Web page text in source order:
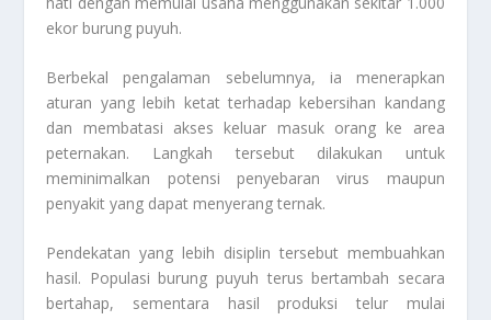
ekor burung puyuh.
Berbekal pengalaman sebelumnya, ia menerapkan
aturan yang lebih ketat terhadap kebersihan kandang
dan membatasi akses keluar masuk orang ke area
peternakan. Langkah tersebut dilakukan untuk
meminimalkan potensi penyebaran virus maupun
penyakit yang dapat menyerang ternak.
Pendekatan yang lebih disiplin tersebut membuahkan
hasil. Populasi burung puyuh terus bertambah secara
bertahap, sementara hasil produksi telur mulai